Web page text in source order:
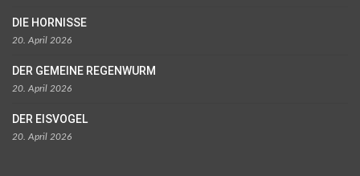
DIE HORNISSE
20. April 2026
DER GEMEINE REGENWURM
20. April 2026
DER EISVOGEL
20. April 2026